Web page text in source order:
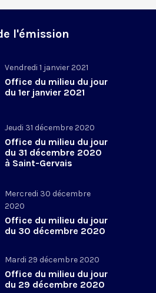
l'émission
Vendredi 1 janvier 2021
Office du milieu du jour
du 1er janvier 2021
Jeudi 31 décembre 2020
Office du milieu du jour
du 31 décembre 2020
à Saint-Gervais
Mercredi 30 décembre
2020
Office du milieu du jour
du 30 décembre 2020
Mardi 29 décembre 2020
Office du milieu du jour
du 29 décembre 2020